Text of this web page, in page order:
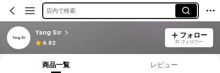
店内で検索
Yang Sir
4.82
フォロー
31 フォロワー
商品一覧 レビュー